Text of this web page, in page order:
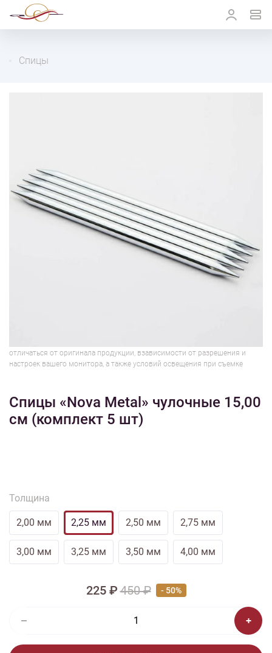
Спицы
отличаться от оригинала продукции, взависимости от разрешения и
настроек вашего монитора, а также условий освещения при съемке
Спицы «Nova Metal» чулочные 15,00
см (комплект 5 шт)
Толщина
2,00 мм 2,25 мм 2,50 мм 2,75 мм
3,00 мм 3,25 мм 3,50 мм 4,00 мм
225 ₽450 ₽ - 50%